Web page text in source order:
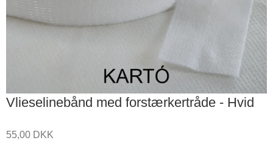
Vlieselinebånd med forstærkertråde - Hvid
55,00 DKK